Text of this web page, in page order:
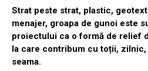
Strat peste strat, plastic,
menajer, groapa de gunoi este
proiectului ca o formă de relief
la care contribum cu toții, zilnic,
seama.